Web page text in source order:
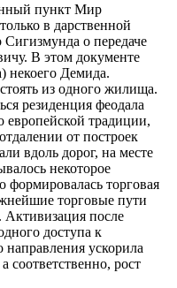
пункт Мир
в дарственной
Сигизмунда о передаче
В этом документе
некоего Демида.
из одного жилища.
резиденция феодала
европейской традиции,
от построек
вдоль дорог, на месте
некоторое
формировалась торговая
торговые пути
Активизация после
доступа к
ускорила
соответственно, рост